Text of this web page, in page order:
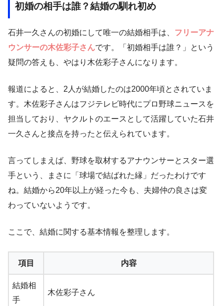
初婚の相手は誰？結婚の馴れ初め
石井一久さんの初婚にして唯一の結婚相手は、 フリーアナ
ウンサーの木佐彩子さんです。「初婚相手は誰？」という
疑問の答えも、やはり木佐彩子さんになります。
報道によると、2人が結婚したのは2000年頃とされていま
す。木佐彩子さんはフジテレビ時代にプロ野球ニュースを
担当しており、ヤクルトのエースとして活躍していた石井
一久さんと接点を持ったと伝えられています。
言ってしまえば、野球を取材するアナウンサーとスター選
手という、まさに「球場で結ばれた縁」だったわけです
ね。結婚から20年以上が経った今も、夫婦仲の良さは変
わっていないようです。
ここで、結婚に関する基本情報を整理します。
項目 内容
結婚相
手
木佐彩子さん